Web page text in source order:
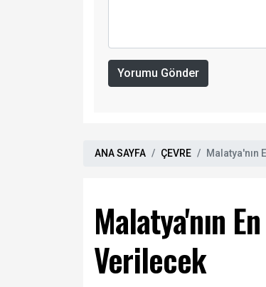
Yorumu Gönder
ANA SAYFA ÇEVRE Malatya'nın
Malatya'nın
Verilecek